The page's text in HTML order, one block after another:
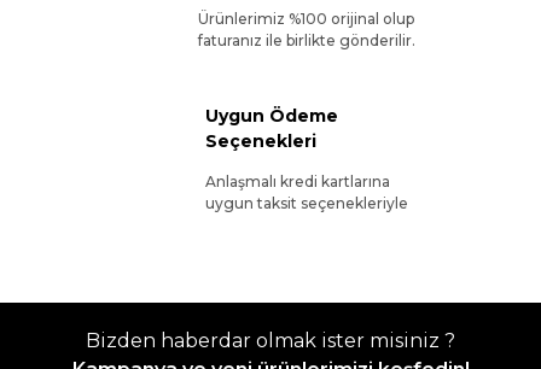
Ürünlerimiz %100 orijinal olup
faturanız ile birlikte gönderilir.
Uygun Ödeme
Seçenekleri
Anlaşmalı kredi kartlarına
uygun taksit seçenekleriyle
Bizden haberdar olmak ister misiniz ?